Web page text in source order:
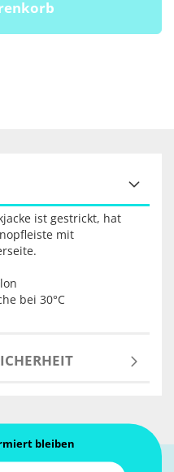
ist gestrickt, hat
mit
bei 30°C
bleiben